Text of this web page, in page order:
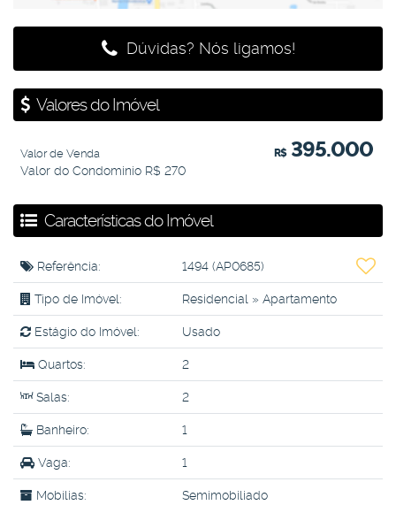
Dúvidas? Nós ligamos!
Valores do Imóvel
R$395.000
Valor de Venda
Valor do Condominio R$ 270
Características do Imóvel
Referência: 1494 (AP0685)
Tipo de Imóvel: Residencial » Apartamento
Estágio do Imóvel: Usado
Quartos: 2
Salas: 2
Banheiro: 1
Vaga: 1
Mobílias: Semimobiliado